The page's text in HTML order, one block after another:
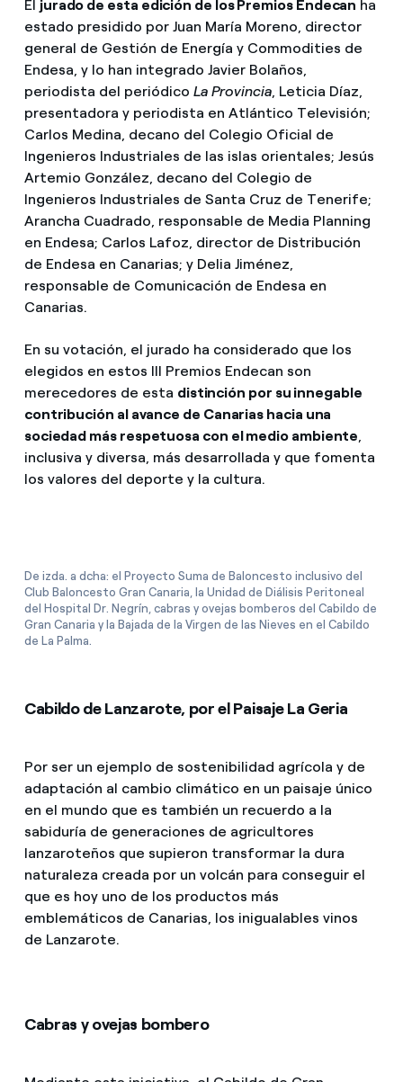
El jurado de esta edición de los Premios Endecan ha
estado presidido por Juan María Moreno, director
general de Gestión de Energía y Commodities de
Endesa, y lo han integrado Javier Bolaños,
periodista del periódico La Provincia, Leticia Díaz,
presentadora y periodista en Atlántico Televisión;
Carlos Medina, decano del Colegio Oficial de
Ingenieros Industriales de las islas orientales; Jesús
Artemio González, decano del Colegio de
Ingenieros Industriales de Santa Cruz de Tenerife;
Arancha Cuadrado, responsable de Media Planning
en Endesa; Carlos Lafoz, director de Distribución
de Endesa en Canarias; y Delia Jiménez,
responsable de Comunicación de Endesa en
Canarias.
En su votación, el jurado ha considerado que los
elegidos en estos III Premios Endecan son
merecedores de esta distinción por su innegable
contribución al avance de Canarias hacia una
sociedad más respetuosa con el medio ambiente
inclusiva y diversa, más desarrollada y que fomenta
los valores del deporte y la cultura.
De izda. a dcha: el Proyecto Suma de Baloncesto inclusivo del
Club Baloncesto Gran Canaria, la Unidad de Diálisis Peritoneal
del Hospital Dr. Negrín, cabras y ovejas bomberos del Cabildo de
Gran Canaria y la Bajada de la Virgen de las Nieves en el Cabildo
de La Palma.
Cabildo de Lanzarote, por el Paisaje La Geria
Por ser un ejemplo de sostenibilidad agrícola y de
adaptación al cambio climático en un paisaje único
en el mundo que es también un recuerdo a la
sabiduría de generaciones de agricultores
lanzaroteños que supieron transformar la dura
naturaleza creada por un volcán para conseguir el
que es hoy uno de los productos más
emblemáticos de Canarias, los inigualables vinos
de Lanzarote.
Cabras y ovejas bombero